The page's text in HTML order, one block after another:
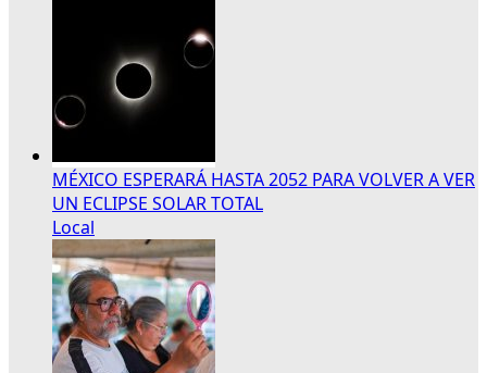
MÉXICO ESPERARÁ HASTA 2052 PARA VOLVER A VER
UN ECLIPSE SOLAR TOTAL
Local